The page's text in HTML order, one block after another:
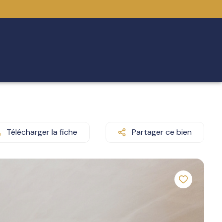
Télécharger la fiche Partager ce bien